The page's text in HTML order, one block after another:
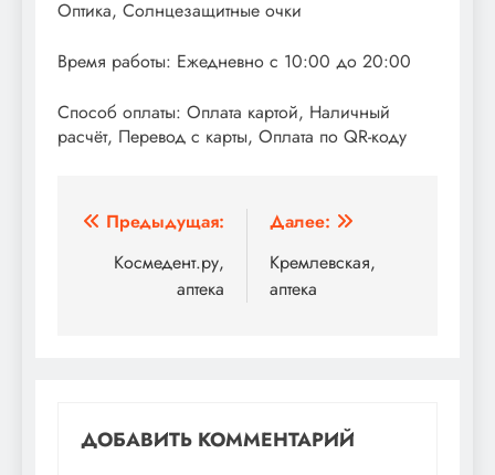
Оптика, Солнцезащитные очки
Время работы: Ежедневно с 10:00 до 20:00
Способ оплаты: Оплата картой, Наличный
расчёт, Перевод с карты, Оплата по QR-коду
Навигация
записям
Предыдущая:
Космедент.ру,
аптека
Далее:
Кремлевская,
аптека
ДОБАВИТЬ КОММЕНТАРИЙ